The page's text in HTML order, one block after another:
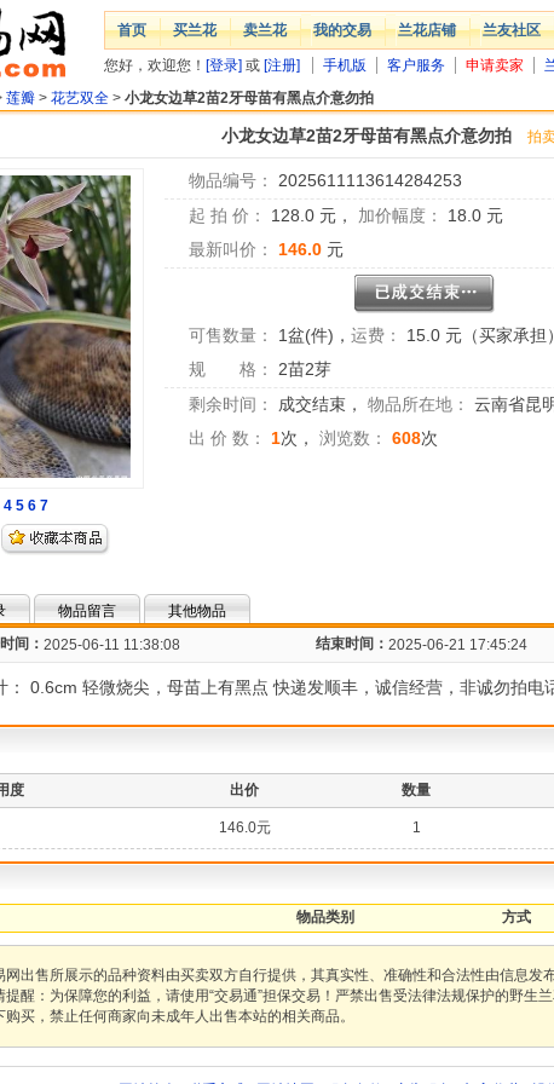
首页 买兰花 卖兰花 我的交易 兰花店铺 兰友社区
您好，欢迎您！ [登录] 或 [注册] 手机版 客户服务 申请卖家
莲瓣 > 花艺双全 > 小龙女边草2苗2牙母苗有黑点介意勿拍
小龙女边草2苗2牙母苗有黑点介意勿拍 拍
4 5 6 7
物品编号：
2025611113614284253
起 拍 价：
128.0 元， 加价幅度： 18.0 元
最新叫价：
146.0 元
可售数量： 1盆(件) ， 运费：
15.0 元（买家承担）
规 格：
2苗2芽
剩余时间：
成交结束 ， 物品所在地：
云南省昆
出 价 数：
1次， 浏览数： 608次
物品留言
其他物品
间： 2025-06-11 11:38:08 结束时间： 2025-06-21 17:45:24
0.6cm 轻微烧尖，母苗上有黑点 快递发顺丰，诚信经营，非诚勿拍电
度 出价 数量
146.0元 1
物品类别 方式
网出售所展示的品种资料由买卖双方自行提供，其真实性、准确性和合法性由信息
醒：为保障您的利益，请使用“交易通”担保交易！严禁出售受法律法规保护的野生
买，禁止任何商家向未成年人出售本站的相关商品。